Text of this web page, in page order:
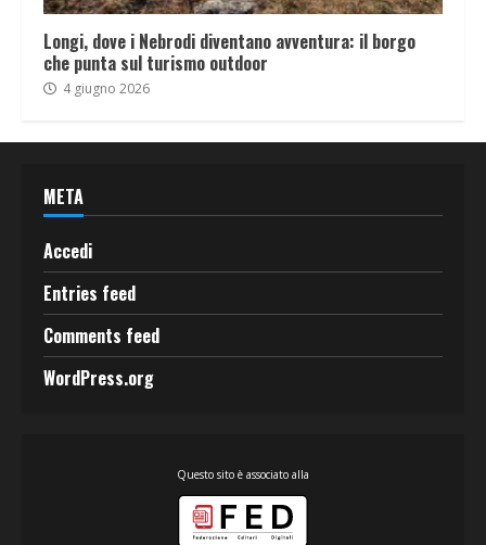
Longi, dove i Nebrodi diventano avventura: il borgo
che punta sul turismo outdoor
4 giugno 2026
META
Accedi
Entries feed
Comments feed
WordPress.org
Questo sito è associato alla